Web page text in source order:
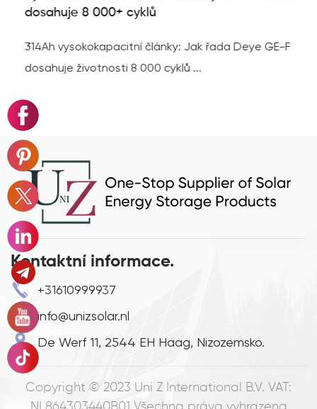
dosahuje 8 000+ cyklů
314Ah vysokokapacitní články: Jak řada Deye GE-F
dosahuje životnosti 8 000 cyklů ...
Kontaktní informace.
+31610999937
info@unizsolar.nl
De Werf 11, 2544 EH Haag, Nizozemsko.
Copyright © 2023 Uni Z International B.V. VAT: